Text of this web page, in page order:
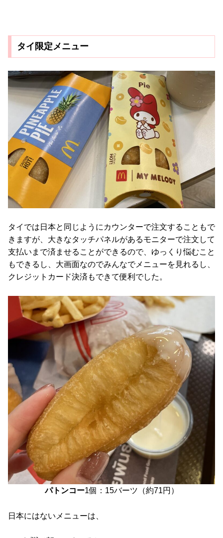
タイ限定メニュー
タイでは日本と同じようにカウンターで注文することもで
きますが、大きなタッチパネルがあるモニターで注文して
支払いまで済ませることができるので、ゆっくり悩むこと
もできるし、大画面なのでみんなでメニューを見れるし、
クレジットカード決済もできて便利でした。
パトンコー1個：15バーツ（約71円）
日本にはないメニューは、